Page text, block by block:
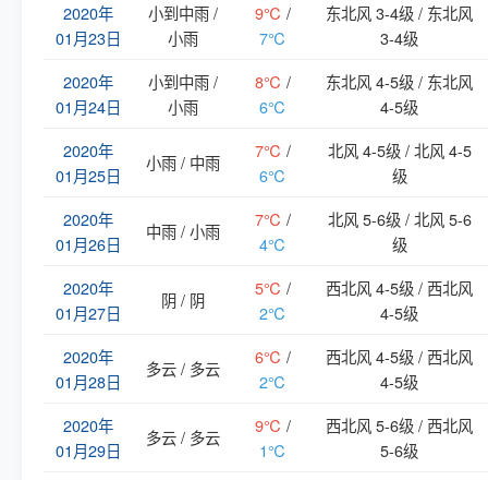
2020年
01月23日
小到中雨 /
小雨
9℃ /
7℃
东北风 3-4级 / 东北风
3-4级
2020年
01月24日
小到中雨 /
小雨
8℃ /
6℃
东北风 4-5级 / 东北风
4-5级
2020年
01月25日
小雨 / 中雨
7℃ /
6℃
北风 4-5级 / 北风 4-5
级
2020年
01月26日
中雨 / 小雨
7℃ /
4℃
北风 5-6级 / 北风 5-6
级
2020年
01月27日
阴 / 阴
5℃ /
2℃
西北风 4-5级 / 西北风
4-5级
2020年
01月28日
多云 / 多云
6℃ /
2℃
西北风 4-5级 / 西北风
4-5级
2020年
01月29日
多云 / 多云
9℃ /
1℃
西北风 5-6级 / 西北风
5-6级